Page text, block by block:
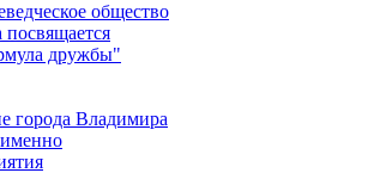
общество
посвящается
дружбы"
города Владимира